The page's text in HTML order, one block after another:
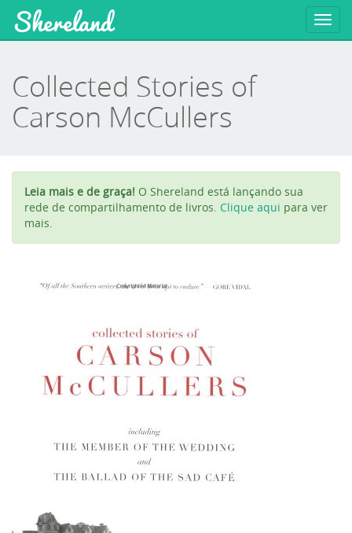
Shereland
Collected Stories of
Carson McCullers
Leia mais e de graça! O Shereland está lançando sua
rede de compartilhamento de livros. Clique aqui para ver
mais.